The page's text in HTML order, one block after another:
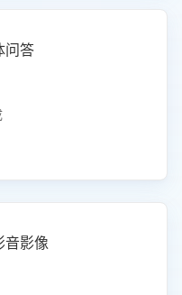
问答
音影像